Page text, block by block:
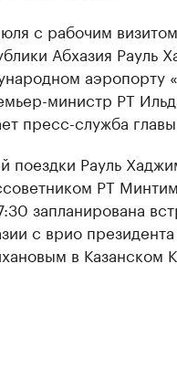
с рабочим
Абхазия Рауль
аэропорту
министр РТ
пресс-служба главы
поездки Рауль
РТ
запланирована
с врио
в Казанском